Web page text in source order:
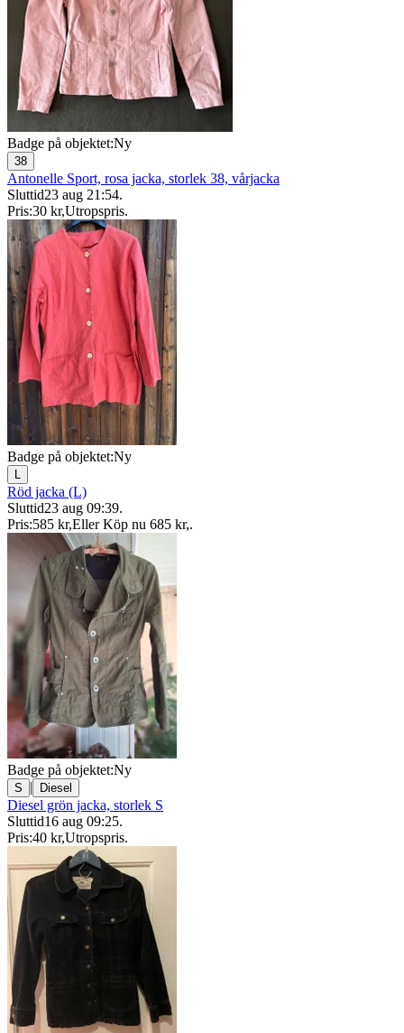
Badge på objektet:Ny
38
Antonelle Sport, rosa jacka, storlek 38, vårjacka
Sluttid23 aug 21:54.
Pris:30 kr,Utropspris.
Badge på objektet:Ny
L
Röd jacka (L)
Sluttid23 aug 09:39.
Pris:585 kr,Eller Köp nu 685 kr,.
Badge på objektet:Ny
S | Diesel
Diesel grön jacka, storlek S
Sluttid16 aug 09:25.
Pris:40 kr,Utropspris.